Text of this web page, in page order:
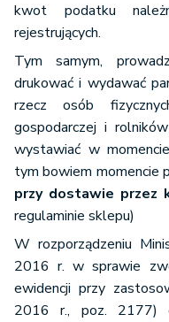
kwot podatku
rejestrujących.
Tym samym,
drukować i wydawać
rzecz osób
gospodarczej i
wystawiać w
tym bowiem momencie
przy dostawie przez
regulaminie sklepu)
W rozporządzeniu
2016 r. w sprawie
ewidencji przy
2016 r., poz. 2177)